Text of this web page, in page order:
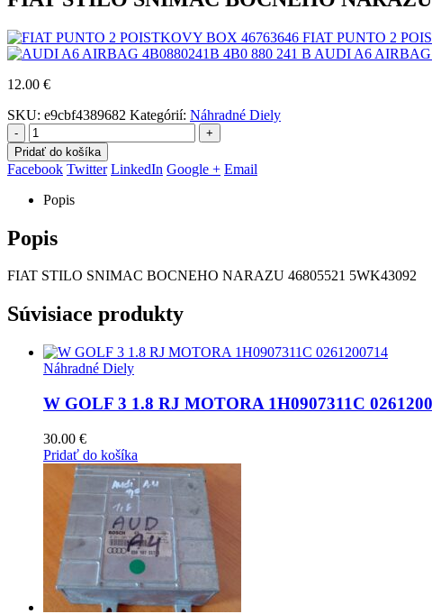
FIAT PUNTO 2
AUDI A6 AIRBAG
12.00 €
SKU: e9cbf4389682 Kategórií: Náhradné Diely
-
+
Pridať do košíka
Facebook Twitter LinkedIn Google + Email
Popis
Popis
FIAT STILO SNIMAC BOCNEHO NARAZU 46805521 5WK43092
Súvisiace produkty
Náhradné Diely
W GOLF 3 1.8 RJ MOTORA 1H0907311C
30.00 €
Pridať do košíka